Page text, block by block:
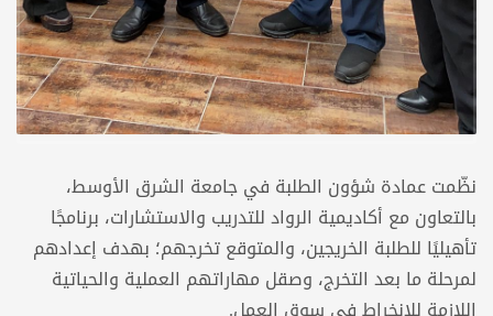
نظّمت عمادة شؤون الطلبة في جامعة الشرق الأوسط،
بالتعاون مع أكاديمية الرواد للتدريب والاستشارات، برنامجًا
تأهيليًا للطلبة الخريجين، والمتوقع تخرجهم؛ بهدف إعدادهم
لمرحلة ما بعد التخرج، وصقل مهاراتهم العملية والحياتية